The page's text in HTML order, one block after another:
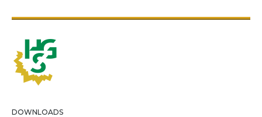
DOWNLOADS